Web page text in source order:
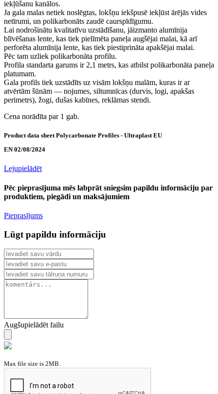
iekļūšanu kanālos.
Ja gala malas netiek noslēgtas, lokšņu iekšpusē iekļūst ārējās vides
netīrumi, un polikarbonāts zaudē caurspīdīgumu.
Lai nodrošinātu kvalitatīvu uzstādīšanu, jāizmanto alumīnija
blīvēšanas lente, kas tiek pielīmēta paneļa augšējai malai, kā arī
perforēta alumīnija lente, kas tiek piestiprināta apakšējai malai.
Pēc tam uzliek polikarbonāta profilu.
Profila standarta garums ir 2,1 metrs, kas atbilst polikarbonāta paneļa
platumam.
Gala profils tiek uzstādīts uz visām lokšņu malām, kuras ir ar
atvērtām šūnām — nojumes, siltumnīcas (durvis, logi, apakšas
perimetrs), žogi, dušas kabīnes, reklāmas stendi.
Cena norādīta par 1 gab.
Product data sheet Polycarbonate Profiles - Ultraplast EU
EN 02/08/2024
Lejupielādēt
Pēc pieprasījuma mēs labprāt sniegsim papildu informāciju par
produktiem, piegādi un maksājumiem
Pieprasījums
Lūgt papildu informāciju
Augšupielādēt failu
Max file size is 2MB.